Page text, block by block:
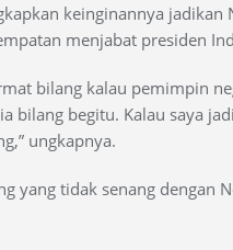
keinginannya jadikan
menjabat presiden
bilang kalau pemimpin
bilang begitu. Kalau saya
ungkapnya.
yang tidak senang dengan